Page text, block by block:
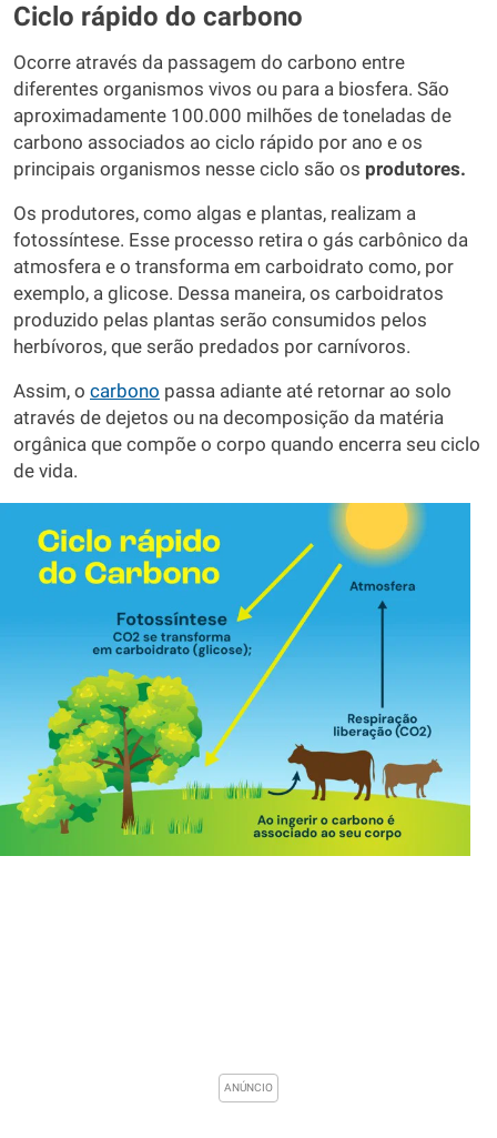
Ciclo rápido do carbono
Ocorre através da passagem do carbono entre
diferentes organismos vivos ou para a biosfera. São
aproximadamente 100.000 milhões de toneladas de
carbono associados ao ciclo rápido por ano e os
principais organismos nesse ciclo são os produtores.
Os produtores, como algas e plantas, realizam a
fotossíntese. Esse processo retira o gás carbônico da
atmosfera e o transforma em carboidrato como, por
exemplo, a glicose. Dessa maneira, os carboidratos
produzido pelas plantas serão consumidos pelos
herbívoros, que serão predados por carnívoros.
Assim, o carbono passa adiante até retornar ao solo
através de dejetos ou na decomposição da matéria
orgânica que compõe o corpo quando encerra seu ciclo
de vida.